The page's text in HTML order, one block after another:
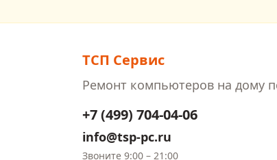
ТСП Сервис
Ремонт компьютеров на дому
+7 (499) 704-04-06
info@tsp-pc.ru
Звоните 9:00 – 21:00